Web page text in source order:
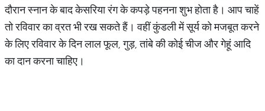
दौरान स्नान के बाद केसरिया रंग के कपड़े पहनना शुभ होता है। आप चाहें
तो रविवार का व्रत भी रख सकते हैं। वहीं कुंडली में सूर्य को मजबूत करने
के लिए रविवार के दिन लाल फूल, गुड़, तांबे की कोई चीज और गेहूं आदि
का दान करना चाहिए।